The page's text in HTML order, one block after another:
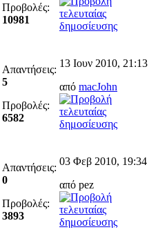
Προβολές:
10981
Απαντήσεις:
5
Προβολές:
6582
13 Ιουν 2010, 21:13
από macJohn
Απαντήσεις:
0
Προβολές:
3893
03 Φεβ 2010, 19:34
από pez